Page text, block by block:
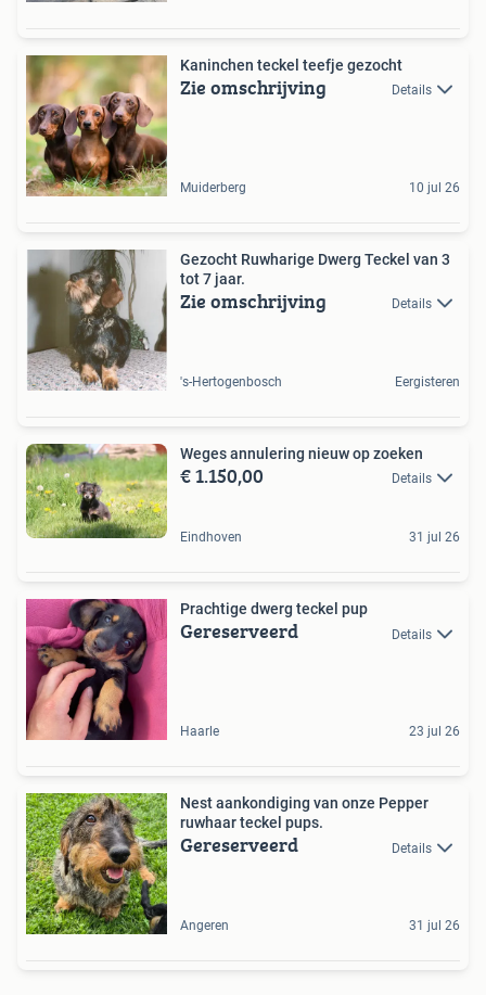
Kaninchen teckel teefje gezocht
Zie omschrijving Details
Muiderberg 10 jul 26
Gezocht Ruwharige Dwerg Teckel van 3
tot 7 jaar.
Zie omschrijving Details
's-Hertogenbosch Eergisteren
Weges annulering nieuw op zoeken
€ 1.150,00 Details
Eindhoven 31 jul 26
Prachtige dwerg teckel pup
Gereserveerd Details
Haarle 23 jul 26
Nest aankondiging van onze Pepper
ruwhaar teckel pups.
Gereserveerd Details
Angeren 31 jul 26